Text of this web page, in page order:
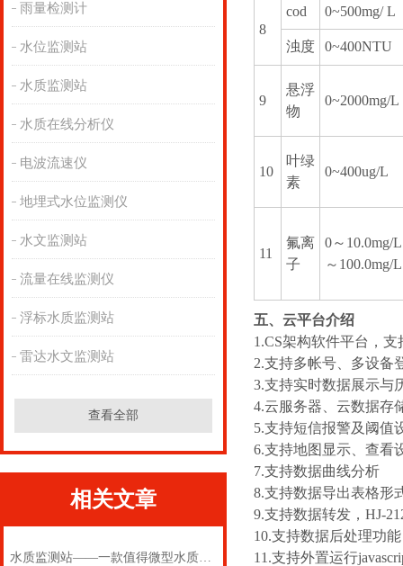
雨量检测计
水位监测站
水质监测站
水质在线分析仪
电波流速仪
地埋式水位监测仪
水文监测站
流量在线监测仪
浮标水质监测站
雷达水文监测站
查看全部
相关文章
水质监测站——一款值得微型水质监测站2024(万象推送)
8
cod 0~500mg/ L
浊度 0~400NTU
9
悬浮
物
0~2000mg/L
10
叶绿
素
0~400ug/L
11
氟离
子
0～10.0mg/
～100.0mg/L
五、云平台介绍
1.CS架构软件平台，
2.支持多帐号、多设备
3.支持实时数据展示与
4.云服务器、云数据存
5.支持短信报警及阈值
6.支持地图显示、查看
7.支持数据曲线分析
8.支持数据导出表格形
9.支持数据转发，HJ-
10.支持数据后处理功能
11.支持外置运行